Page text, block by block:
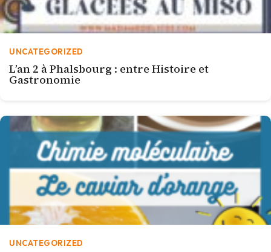
UNCATEGORIZED
L’an 2 à Phalsbourg : entre Histoire et
Gastronomie
UNCATEGORIZED